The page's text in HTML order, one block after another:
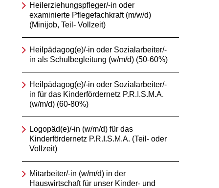
Heilerziehungspfleger/-in oder
examinierte Pflegefachkraft (m/w/d)
(Minijob, Teil- Vollzeit)
Heilpädagog(e)/-in oder Sozialarbeiter/-
in als Schulbegleitung (w/m/d) (50-60%)
Heilpädagog(e)/-in oder Sozialarbeiter/-
in für das Kinderfördernetz P.R.I.S.M.A.
(w/m/d) (60-80%)
Logopäd(e)/-in (w/m/d) für das
Kinderfördernetz P.R.I.S.M.A. (Teil- oder
Vollzeit)
Mitarbeiter/-in (w/m/d) in der
Hauswirtschaft für unser Kinder- und